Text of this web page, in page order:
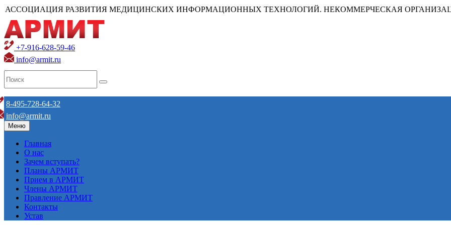
АССОЦИАЦИЯ РАЗВИТИЯ МЕДИЦИНСКИХ ИНФОРМАЦИОННЫХ ТЕХНОЛОГИЙ. НЕКОММЕРЧЕСКАЯ
+7-916-628-59-46
info@armit.ru
8-495-728-64-32
info@armit.ru
Меню
Главная
О нас
Зачем вступать?
Планы АРМИТ
Прием в АРМИТ
Члены АРМИТ
Правление АРМИТ
Контакты
Устав